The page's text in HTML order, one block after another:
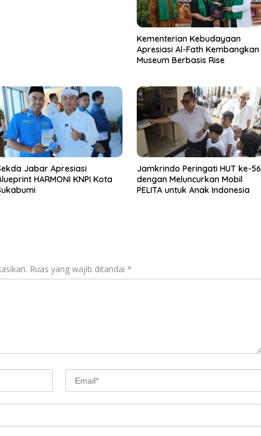
Kementerian Kebudayaan
Apresiasi Al-Fath Kembangkan
Museum Berbasis Rise
Jabar Apresiasi
HARMONI KNPI Kota
Jamkrindo Peringati HUT ke-56
dengan Meluncurkan Mobil
PELITA untuk Anak Indonesia
Ruas yang wajib ditandai *